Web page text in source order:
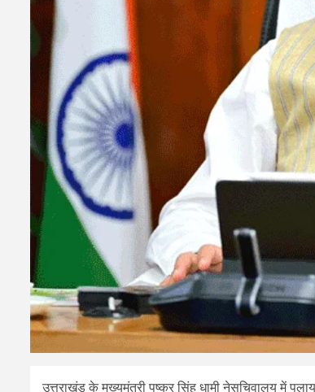
उत्तराखंड के मुख्यमंत्री पुष्कर सिंह धामी नेसचिवालय में